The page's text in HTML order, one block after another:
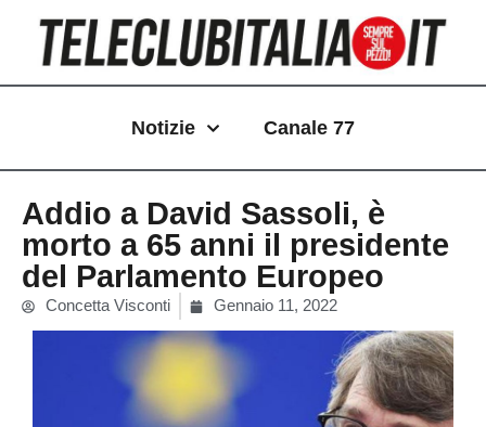
contenuto
Notizie Canale 77
Addio a David Sassoli, è
morto a 65 anni il presidente
del Parlamento Europeo
Concetta Visconti Gennaio 11, 2022